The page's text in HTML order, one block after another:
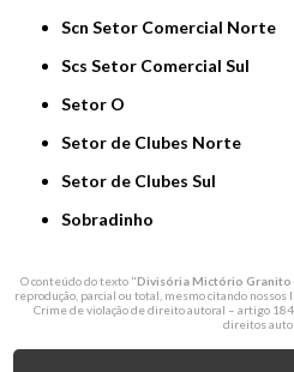
Scn Setor Comercial Norte
Scs Setor Comercial Sul
Setor O
Setor de Clubes Norte
Setor de Clubes Sul
Sobradinho
O conteúdo do texto "Divisória Mictório Granito
reprodução, parcial ou total, mesmo citando
Crime de violação de direito autoral – artigo 184
direitos